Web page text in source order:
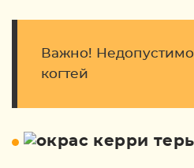
Важно!
когтей